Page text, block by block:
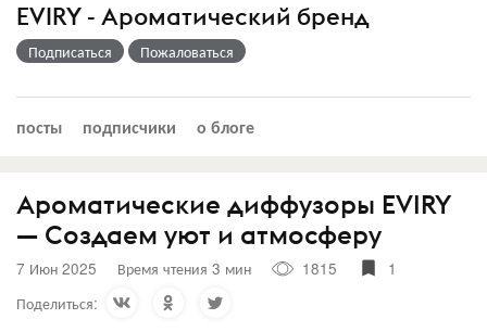
EVIRY - Ароматический бренд
Подписаться Пожаловаться
посты подписчики о блоге
Ароматические диффузоры EVIRY
— Создаем уют и атмосферу
7 Июн 2025 Время чтения 3 мин 1815
1
Поделиться: